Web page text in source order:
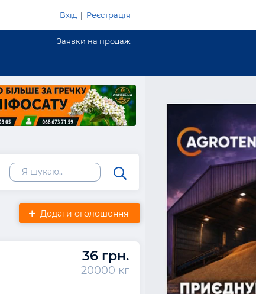
Вхід | Реєстрація
Заявки на продаж
Додати оголошення
36 грн.
20000 кг